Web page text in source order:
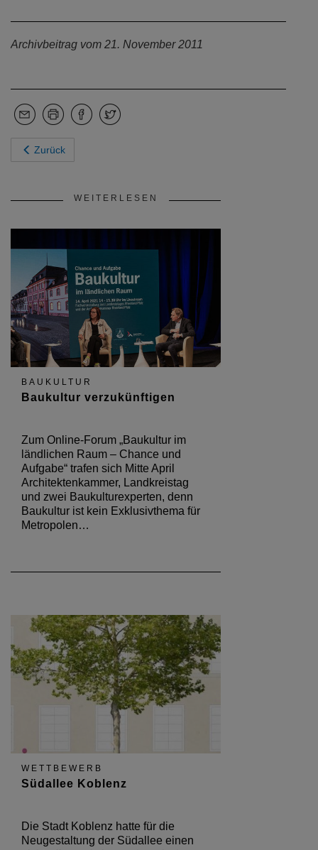
Archivbeitrag vom 21. November 2011
Zurück
WEITERLESEN
BAUKULTUR
Baukultur verzukünftigen
Zum Online-Forum „Baukultur im
ländlichen Raum – Chance und
Aufgabe“ trafen sich Mitte April
Architektenkammer, Landkreistag
und zwei Baukulturexperten, denn
Baukultur ist kein Exklusivthema für
Metropolen…
WETTBEWERB
Südallee Koblenz
Die Stadt Koblenz hatte für die
Neugestaltung der Südallee einen